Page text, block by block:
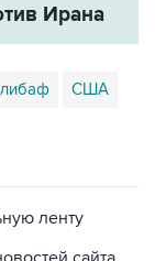
Ирана
США
ленту